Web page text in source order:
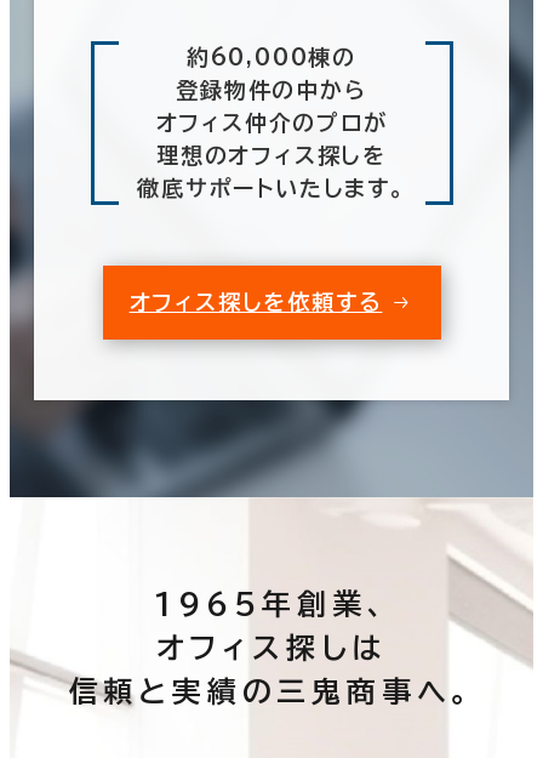
約60,000棟の
登録物件の中から
オフィス仲介のプロが
理想のオフィス探しを
徹底サポートいたします。
オフィス探しを依頼する
1965年創業、
オフィス探しは
信頼と実績の三鬼商事へ。